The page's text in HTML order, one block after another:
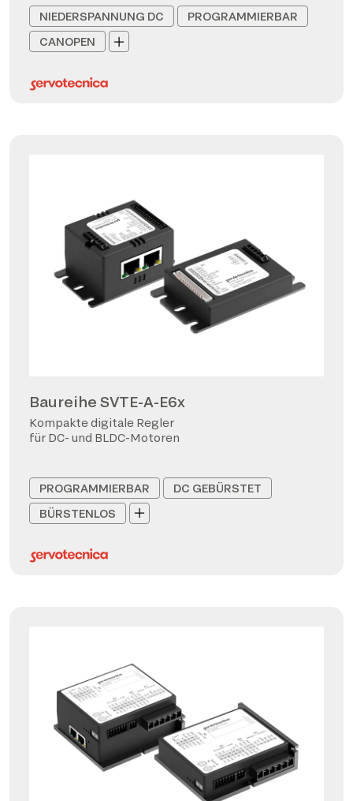
NIEDERSPANNUNG DC
PROGRAMMIERBAR
CANOPEN
Baureihe SVTE-A-E6x
Kompakte digitale Regler
für DC- und BLDC-Motoren
PROGRAMMIERBAR
DC GEBÜRSTET
BÜRSTENLOS